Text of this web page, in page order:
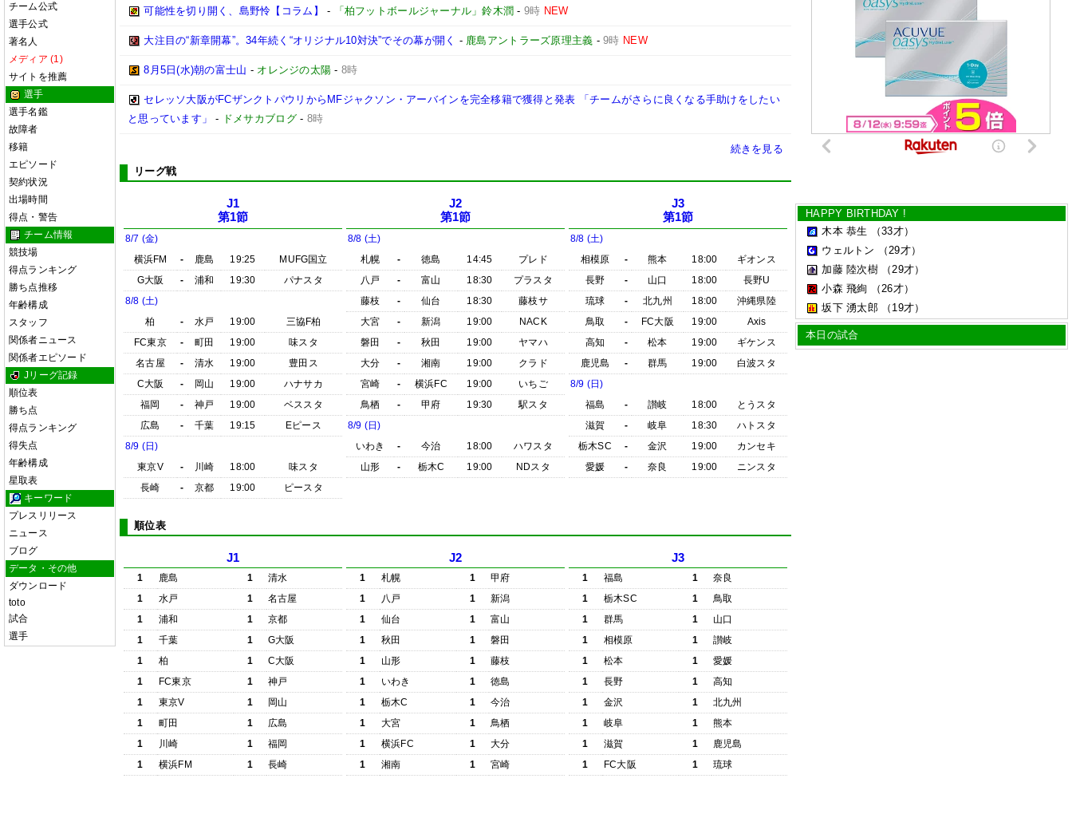
チーム公式
選手公式
著名人
メディア (1)
サイトを推薦
選手
選手名鑑
故障者
移籍
エピソード
契約状況
出場時間
得点・警告
チーム情報
競技場
得点ランキング
勝ち点推移
年齢構成
スタッフ
関係者ニュース
関係者エピソード
Jリーグ記録
順位表
勝ち点
得点ランキング
得失点
年齢構成
星取表
キーワード
プレスリリース
ニュース
ブログ
データ・その他
ダウンロード
toto
試合
選手
可能性を切り開く、島野怜【コラム】 - 「柏フットボールジャーナル」鈴木潤 - 9時 NEW
大注目の“新章開幕”。34年続く“オリジナル10対決”でその幕が開く - 鹿島アントラーズ原理主義 -9時 NEW
8月5日(水)朝の富士山 - オレンジの太陽 - 8時
セレッソ大阪がFCザンクトパウリからMFジャクソン・アーバインを完全移籍で獲得と発表 「チームがさらに良くなる手助けをしたい
と思っています」
- ドメサカブログ- 8時
続きを見る
リーグ戦
J1
第1節
8/7 (金)
横浜FM
- 鹿島 19:25
MUFG国立
G大阪
- 浦和 19:30
パナスタ
8/8 (土)
柏
- 水戸 19:00
三協F柏
FC東京
- 町田 19:00
味スタ
名古屋
- 清水 19:00
豊田ス
C大阪
- 岡山 19:00
ハナサカ
福岡
- 神戸 19:00
ベススタ
広島
- 千葉 19:15
Eピース
8/9 (日)
東京V
- 川崎 18:00
味スタ
長崎
- 京都 19:00 ピースタ
J2
第1節
8/8 (土)
札幌
- 徳島 14:45
プレド
八戸
- 富山 18:30
プラスタ
藤枝
- 仙台 18:30
藤枝サ
大宮
- 新潟 19:00
NACK
磐田
- 秋田 19:00
ヤマハ
大分
- 湘南 19:00
クラド
宮崎
- 横浜FC 19:00
いちご
鳥栖
- 甲府 19:30
駅スタ
8/9 (日)
いわき
- 今治 18:00
ハワスタ
山形
- 栃木C 19:00 NDスタ
J3
第1節
8/8 (土)
相模原
- 熊本 18:00
ギオンス
長野
- 山口 18:00
長野U
琉球
- 北九州 18:00
沖縄県陸
鳥取
- FC大阪 19:00
Axis
高知
- 松本 19:00
ギケンス
鹿児島
- 群馬 19:00
白波スタ
8/9 (日)
福島
- 讃岐 18:00
とうスタ
滋賀
- 岐阜 18:30
ハトスタ
栃木SC
- 金沢 19:00
カンセキ
愛媛
- 奈良 19:00 ニンスタ
順位表
J1
1 鹿島 1
清水
1
水戸 1
名古屋
1
浦和 1
京都
1
千葉 1
G大阪
1
柏 1
C大阪
1
FC東京 1
神戸
1
東京V 1
岡山
1
町田 1
広島
1
川崎 1
福岡
1
横浜FM 1 長崎
J2
1 札幌 1
甲府
1
八戸 1
新潟
1
仙台 1
富山
1
秋田 1
磐田
1
山形 1
藤枝
1
いわき 1
徳島
1
栃木C 1
今治
1
大宮 1
鳥栖
1
横浜FC 1
大分
1
湘南 1 宮崎
J3
1 福島 1
奈良
1
栃木SC 1
鳥取
1
群馬 1
山口
1
相模原 1
讃岐
1
松本 1
愛媛
1
長野 1
高知
1
金沢 1
北九州
1
岐阜 1
熊本
1
滋賀 1
鹿児島
1
FC大阪 1 琉球
HAPPY BIRTHDAY !
木本 恭生
（33才）
ウェルトン
（29才）
加藤 陸次樹
（29才）
小森 飛絢
（26才）
坂下 湧太郎
（19才）
本日の試合